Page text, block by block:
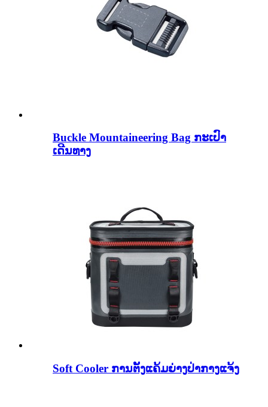
Buckle Mountaineering Bag ກະເປົາ
ເດີນທາງ
Soft Cooler ການຕັ້ງແຄ້ມຍ່າງປ່າກາງແຈ້ງ